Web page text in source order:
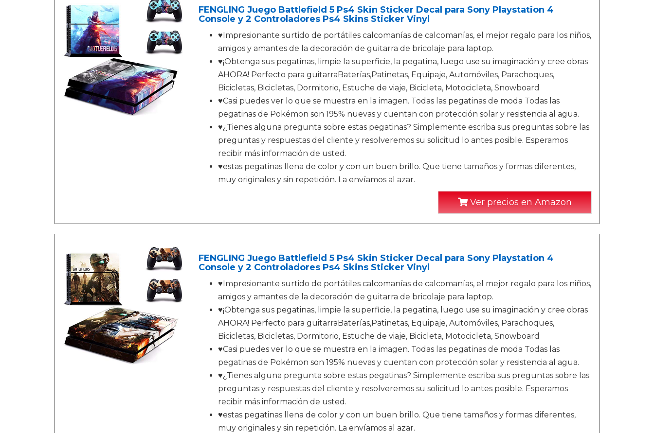
FENGLING Juego Battlefield 5 Ps4 Skin Sticker Decal para Sony Playstation 4
Console y 2 Controladores Ps4 Skins Sticker Vinyl
♥Impresionante surtido de portátiles calcomanías de calcomanías, el mejor regalo para los niños,
amigos y amantes de la decoración de guitarra de bricolaje para laptop.
♥¡Obtenga sus pegatinas, limpie la superficie, la pegatina, luego use su imaginación y cree obras
AHORA! Perfecto para guitarraBaterías,Patinetas, Equipaje, Automóviles, Parachoques,
Bicicletas, Bicicletas, Dormitorio, Estuche de viaje, Bicicleta, Motocicleta, Snowboard
♥Casi puedes ver lo que se muestra en la imagen. Todas las pegatinas de moda Todas las
pegatinas de Pokémon son 195% nuevas y cuentan con protección solar y resistencia al agua.
♥¿Tienes alguna pregunta sobre estas pegatinas? Simplemente escriba sus preguntas sobre las
preguntas y respuestas del cliente y resolveremos su solicitud lo antes posible. Esperamos
recibir más información de usted.
♥estas pegatinas llena de color y con un buen brillo. Que tiene tamaños y formas diferentes,
muy originales y sin repetición. La envíamos al azar.
Ver precios en Amazon
FENGLING Juego Battlefield 5 Ps4 Skin Sticker Decal para Sony Playstation 4
Console y 2 Controladores Ps4 Skins Sticker Vinyl
♥Impresionante surtido de portátiles calcomanías de calcomanías, el mejor regalo para los niños,
amigos y amantes de la decoración de guitarra de bricolaje para laptop.
♥¡Obtenga sus pegatinas, limpie la superficie, la pegatina, luego use su imaginación y cree obras
AHORA! Perfecto para guitarraBaterías,Patinetas, Equipaje, Automóviles, Parachoques,
Bicicletas, Bicicletas, Dormitorio, Estuche de viaje, Bicicleta, Motocicleta, Snowboard
♥Casi puedes ver lo que se muestra en la imagen. Todas las pegatinas de moda Todas las
pegatinas de Pokémon son 195% nuevas y cuentan con protección solar y resistencia al agua.
♥¿Tienes alguna pregunta sobre estas pegatinas? Simplemente escriba sus preguntas sobre las
preguntas y respuestas del cliente y resolveremos su solicitud lo antes posible. Esperamos
recibir más información de usted.
♥estas pegatinas llena de color y con un buen brillo. Que tiene tamaños y formas diferentes,
muy originales y sin repetición. La envíamos al azar.